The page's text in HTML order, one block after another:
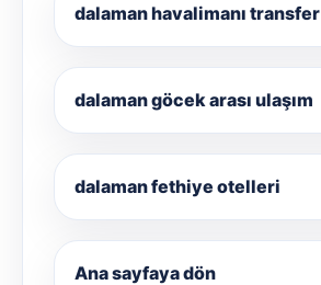
dalaman havalimanı transfer
dalaman göcek arası ulaşım
dalaman fethiye otelleri
Ana sayfaya dön